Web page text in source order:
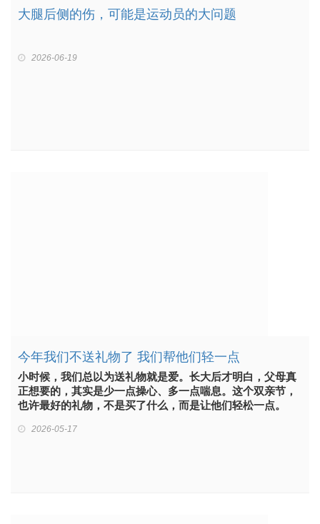
大腿后侧的伤，可能是运动员的大问题
2026-06-19
今年我们不送礼物了 我们帮他们轻一点
小时候，我们总以为送礼物就是爱。长大后才明白，父母真
正想要的，其实是少一点操心、多一点喘息。这个双亲节，
也许最好的礼物，不是买了什么，而是让他们轻松一点。
2026-05-17